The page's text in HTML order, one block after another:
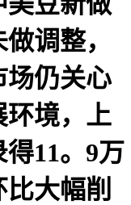
调整，
场仍关心
环境，上
11。9万
大幅削